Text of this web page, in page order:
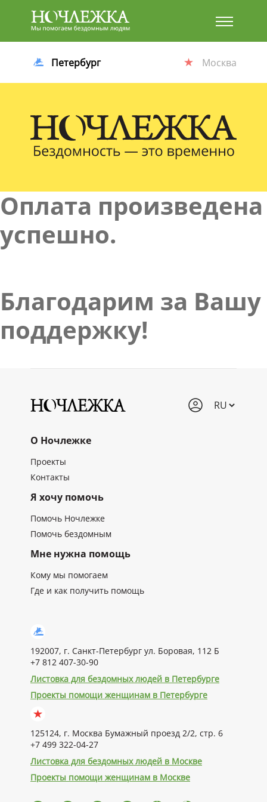
Баннер
Петербург Москва
Оплата произведена
успешно.
Благодарим за Вашу
поддержку!
О Ночлежке
Проекты
Контакты
Я хочу помочь
Помочь Ночлежке
Помочь бездомным
Мне нужна помощь
Кому мы помогаем
Где и как получить помощь
192007, г. Санкт-Петербург ул. Боровая, 112 Б
+7 812 407-30-90
Листовка для бездомных людей в Петербурге
Проекты помощи женщинам в Петербурге
125124, г. Москва Бумажный проезд 2/2, стр. 6
+7 499 322-04-27
Листовка для бездомных людей в Москве
Проекты помощи женщинам в Москве